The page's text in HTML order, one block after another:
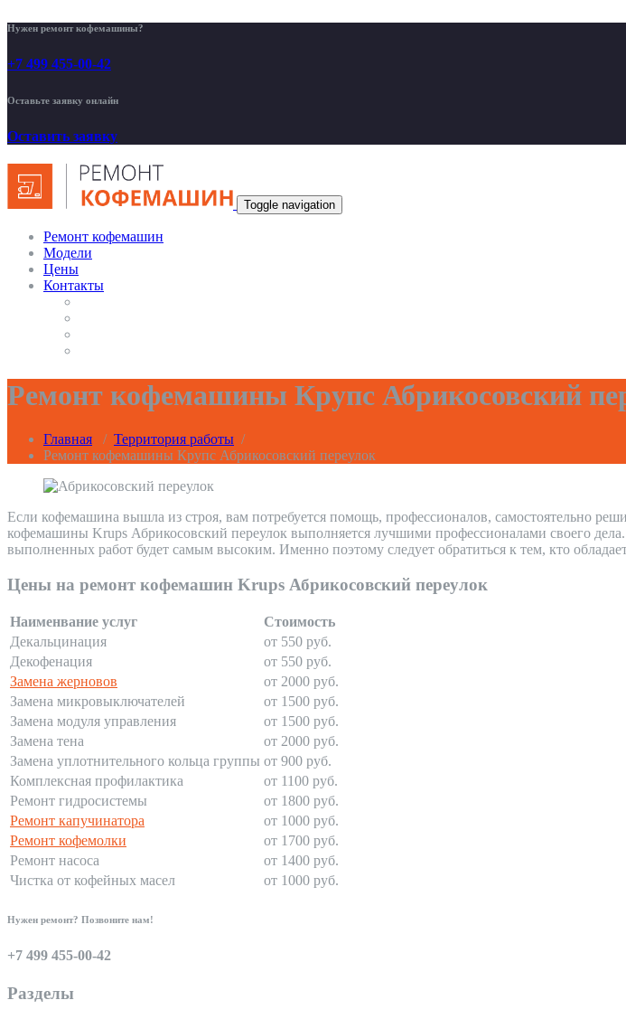
Нужен ремонт кофемашины?
+7 499 455-00-42
Оставьте заявку онлайн
Оставить заявку
Toggle navigation
Ремонт кофемашин
Модели
Цены
Контакты
Ремонт кофемашины Крупс Абрикосовский
Главная / Территория работы /
Ремонт кофемашины Крупс Абрикосовский переулок
Если кофемашина вышла из строя, вам потребуется помощь, профессионалов, самостоятельно
кофемашины Krups Абрикосовский переулок выполняется лучшими профессионалами своего
выполненных работ будет самым высоким. Именно поэтому следует обратиться к тем, кто
Цены на ремонт кофемашин Krups Абрикосовский переулок
Наименвание услуг
Стоимость
Декальцинация
от 550 руб.
Декофенация
от 550 руб.
Замена жерновов
от 2000 руб.
Замена микровыключателей
от 1500 руб.
Замена модуля управления
от 1500 руб.
Замена тена
от 2000 руб.
Замена уплотнительного кольца группы от 900 руб.
Комплексная профилактика
от 1100 руб.
Ремонт гидросистемы
от 1800 руб.
Ремонт капучинатора
от 1000 руб.
Ремонт кофемолки
от 1700 руб.
Ремонт насоса
от 1400 руб.
Чистка от кофейных масел
от 1000 руб.
Нужен ремонт? Позвоните нам!
+7 499 455-00-42
Разделы